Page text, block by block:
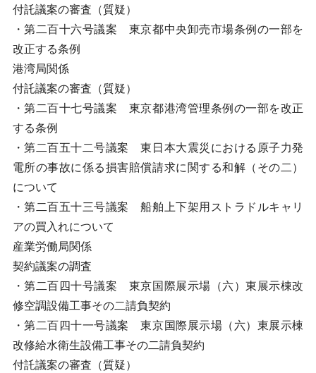
付託議案の審査（質疑）
・第二百十六号議案 東京都中央卸売市場条例の一部を
改正する条例
港湾局関係
付託議案の審査（質疑）
・第二百十七号議案 東京都港湾管理条例の一部を改正
する条例
・第二百五十二号議案 東日本大震災における原子力発
電所の事故に係る損害賠償請求に関する和解（その二）
について
・第二百五十三号議案 船舶上下架用ストラドルキャリ
アの買入れについて
産業労働局関係
契約議案の調査
・第二百四十号議案 東京国際展示場（六）東展示棟改
修空調設備工事その二請負契約
・第二百四十一号議案 東京国際展示場（六）東展示棟
改修給水衛生設備工事その二請負契約
付託議案の審査（質疑）